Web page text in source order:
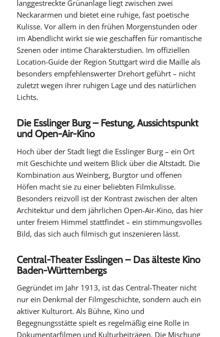
langgestreckte Grünanlage liegt zwischen zwei
Neckararmen und bietet eine ruhige, fast poetische
Kulisse. Vor allem in den frühen Morgenstunden oder
im Abendlicht wirkt sie wie geschaffen für romantische
Szenen oder intime Charakterstudien. Im offiziellen
Location-Guide der Region Stuttgart wird die Maille als
besonders empfehlenswerter Drehort geführt – nicht
zuletzt wegen ihrer ruhigen Lage und des natürlichen
Lichts.
Die Esslinger Burg – Festung, Aussichtspunkt
und Open-Air-Kino
Hoch über der Stadt liegt die Esslinger Burg – ein Ort
mit Geschichte und weitem Blick über die Altstadt. Die
Kombination aus Weinberg, Burgtor und offenen
Höfen macht sie zu einer beliebten Filmkulisse.
Besonders reizvoll ist der Kontrast zwischen der alten
Architektur und dem jährlichen Open-Air-Kino, das hier
unter freiem Himmel stattfindet – ein stimmungsvolles
Bild, das sich auch filmisch gut inszenieren lässt.
Central-Theater Esslingen – Das älteste Kino
Baden-Württembergs
Gegründet im Jahr 1913, ist das Central-Theater nicht
nur ein Denkmal der Filmgeschichte, sondern auch ein
aktiver Kulturort. Als Bühne, Kino und
Begegnungsstätte spielt es regelmäßig eine Rolle in
Dokumentarfilmen und Kulturbeiträgen. Die Mischung